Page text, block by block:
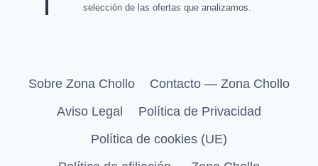
selección de las ofertas que analizamos.
Sobre Zona Chollo
Contacto — Zona Chollo
Aviso Legal
Política de Privacidad
Política de cookies (UE)